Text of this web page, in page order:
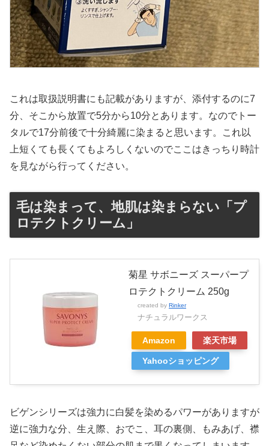
これは取扱説明書にも記載がありますが、添付するのに7
分、そこから放置で5分から10分とあります。なのでトー
タルで17分前後で十分綺麗に染まると思います。これ以
上短くても長くてもよろしくないのでここはきっちり時計
を見ながら行ってください。
毛は染まって、地肌は染まらない「プ
ロテクトクリーム」
菊星 サボニーズ スーパープ
ロテクトクリーム 250g
created by Rinker
ナチュラルワークス
Amazon 楽天市場
Yahooショッピング
ビゲンシリーズは強力に白髪を染めるパワーがありますが
逆に強力な分、生え際、おでこ、耳の裏側、もみあげ、襟